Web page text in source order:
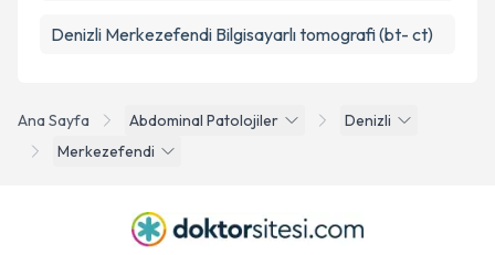
Ana Sayfa Abdominal Patolojiler
Denizli
Merkezefendi
Denizli Merkezefendi Bilgisayarlı tomografi (bt- ct)